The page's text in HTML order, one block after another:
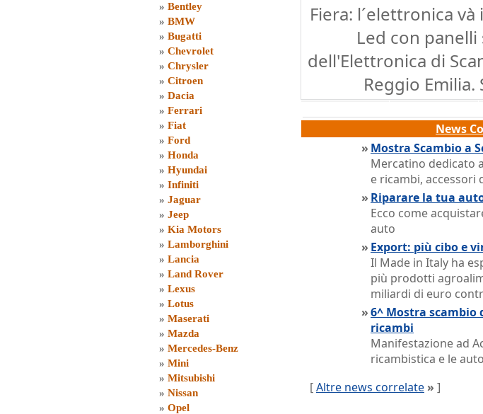
» Bentley
» BMW
» Bugatti
» Chevrolet
» Chrysler
» Citroen
» Dacia
» Ferrari
» Fiat
» Ford
» Honda
» Hyundai
» Infiniti
» Jaguar
» Jeep
» Kia Motors
» Lamborghini
» Lancia
» Land Rover
» Lexus
» Lotus
» Maserati
» Mazda
» Mercedes-Benz
» Mini
» Mitsubishi
» Nissan
» Opel
Fiera: l´elettronica
Led con panelli
dell'Elettronica di
Reggio Emilia.
News
» Mostra Scambio a
Mercatino dedicato
e ricambi, accessori
» Riparare la tua
Ecco come
auto
» Export: più cibo e
Il Made in Italy ha
più prodotti
miliardi di euro
»6^ Mostra scambio
ricambi
Manifestazione ad
ricambistica e le
[Altre news correlate » ]